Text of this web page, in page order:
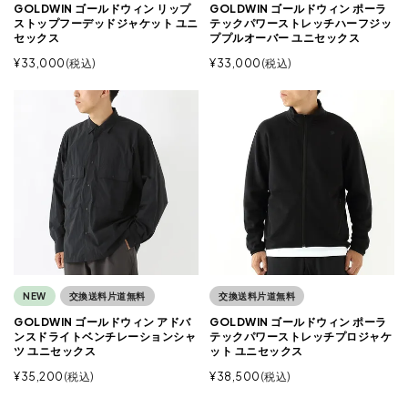
GOLDWIN ゴールドウィン リップ
ストップフーデッドジャケット ユニ
セックス
¥33,000 税込
GOLDWIN ゴールドウィン ポーラ
テックパワーストレッチハーフジッ
ププルオーバー ユニセックス
¥33,000 税込
NEW 交換送料片道無料
GOLDWIN ゴールドウィン アドバ
ンスドライトベンチレーションシャ
ツ ユニセックス
¥35,200 税込
交換送料片道無料
GOLDWIN ゴールドウィン ポーラ
テックパワーストレッチプロジャケ
ット ユニセックス
¥38,500 税込